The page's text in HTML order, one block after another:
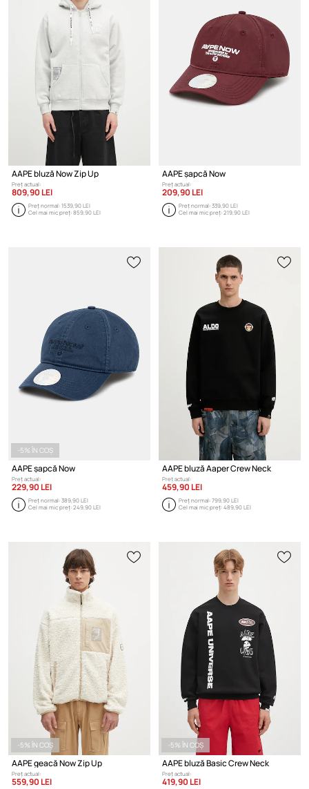
AAPE bluză Now Zip Up
Preț actual:
809,90 LEI
Preț normal:1539,90 LEI
Cel mai mic preț:859,90 LEI
AAPE șapcă Now
Preț actual:
209,90 LEI
Preț normal:339,90 LEI
Cel mai mic preț:219,90 LEI
-5% ÎN COȘ
AAPE șapcă Now
Preț actual:
229,90 LEI
Preț normal:389,90 LEI
Cel mai mic preț:249,90 LEI
AAPE bluză Aaper Crew Neck
Preț actual:
459,90 LEI
Preț normal:799,90 LEI
Cel mai mic preț:489,90 LEI
-5% ÎN COȘ
AAPE geacă Now Zip Up
Preț actual:
559,90 LEI
-5% ÎN COȘ
AAPE bluză Basic Crew Neck
Preț actual:
419,90 LEI